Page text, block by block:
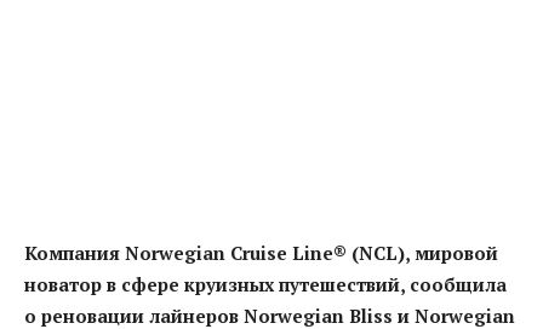
Компания Norwegian Cruise Line® (NCL), мировой
новатор в сфере круизных путешествий, сообщила
о реновации лайнеров Norwegian Bliss и Norwegian